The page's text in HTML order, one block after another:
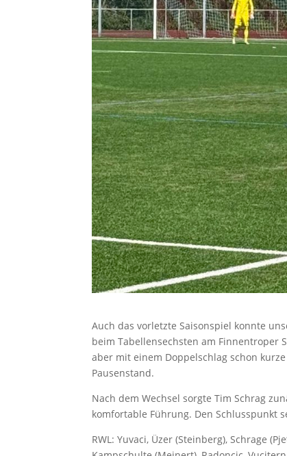
Auch das vorletzte Saisonspiel konnte
beim Tabellensechsten am Finnentroper
aber mit einem Doppelschlag schon
Pausenstand.
Nach dem Wechsel sorgte Tim Schrag
komfortable Führung. Den Schlusspunkt
RWL: Yuvaci, Üzer (Steinberg), Schrage